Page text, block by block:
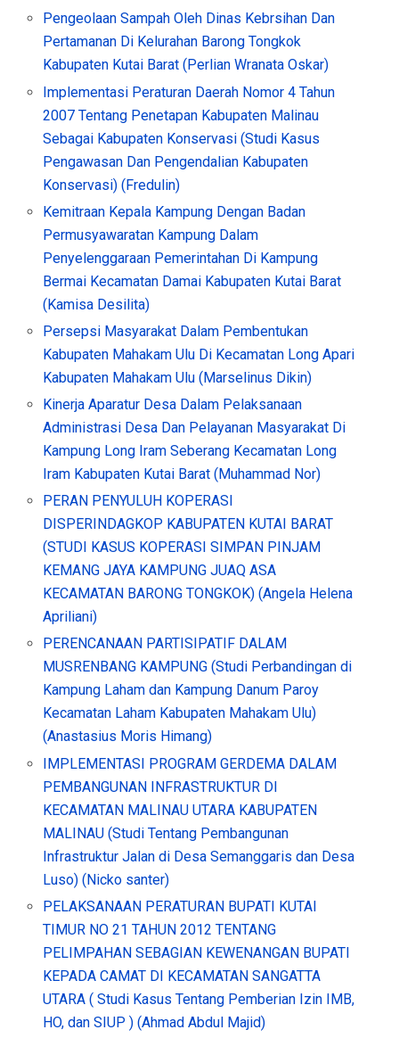
Pengeolaan Sampah Oleh Dinas Kebrsihan Dan
Pertamanan Di Kelurahan Barong Tongkok
Kabupaten Kutai Barat (Perlian Wranata Oskar)
Implementasi Peraturan Daerah Nomor 4 Tahun
2007 Tentang Penetapan Kabupaten Malinau
Sebagai Kabupaten Konservasi (Studi Kasus
Pengawasan Dan Pengendalian Kabupaten
Konservasi) (Fredulin)
Kemitraan Kepala Kampung Dengan Badan
Permusyawaratan Kampung Dalam
Penyelenggaraan Pemerintahan Di Kampung
Bermai Kecamatan Damai Kabupaten Kutai Barat
(Kamisa Desilita)
Persepsi Masyarakat Dalam Pembentukan
Kabupaten Mahakam Ulu Di Kecamatan Long Apari
Kabupaten Mahakam Ulu (Marselinus Dikin)
Kinerja Aparatur Desa Dalam Pelaksanaan
Administrasi Desa Dan Pelayanan Masyarakat Di
Kampung Long Iram Seberang Kecamatan Long
Iram Kabupaten Kutai Barat (Muhammad Nor)
PERAN PENYULUH KOPERASI
DISPERINDAGKOP KABUPATEN KUTAI BARAT
(STUDI KASUS KOPERASI SIMPAN PINJAM
KEMANG JAYA KAMPUNG JUAQ ASA
KECAMATAN BARONG TONGKOK) (Angela Helena
Apriliani)
PERENCANAAN PARTISIPATIF DALAM
MUSRENBANG KAMPUNG (Studi Perbandingan di
Kampung Laham dan Kampung Danum Paroy
Kecamatan Laham Kabupaten Mahakam Ulu)
(Anastasius Moris Himang)
IMPLEMENTASI PROGRAM GERDEMA DALAM
PEMBANGUNAN INFRASTRUKTUR DI
KECAMATAN MALINAU UTARA KABUPATEN
MALINAU (Studi Tentang Pembangunan
Infrastruktur Jalan di Desa Semanggaris dan Desa
Luso) (Nicko santer)
PELAKSANAAN PERATURAN BUPATI KUTAI
TIMUR NO 21 TAHUN 2012 TENTANG
PELIMPAHAN SEBAGIAN KEWENANGAN BUPATI
KEPADA CAMAT DI KECAMATAN SANGATTA
UTARA ( Studi Kasus Tentang Pemberian Izin IMB,
HO, dan SIUP ) (Ahmad Abdul Majid)